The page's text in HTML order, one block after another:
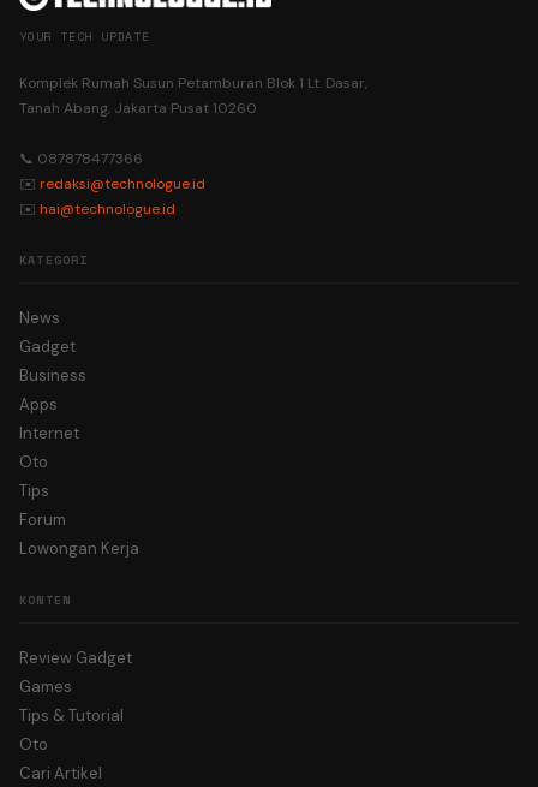
YOUR TECH UPDATE
Komplek Rumah Susun Petamburan Blok 1 Lt. Dasar,
Tanah Abang, Jakarta Pusat 10260
📞 087878477366
✉️ redaksi@technologue.id
✉️ hai@technologue.id
KATEGORI
News
Gadget
Business
Apps
Internet
Oto
Tips
Forum
Lowongan Kerja
KONTEN
Review Gadget
Games
Tips & Tutorial
Oto
Cari Artikel